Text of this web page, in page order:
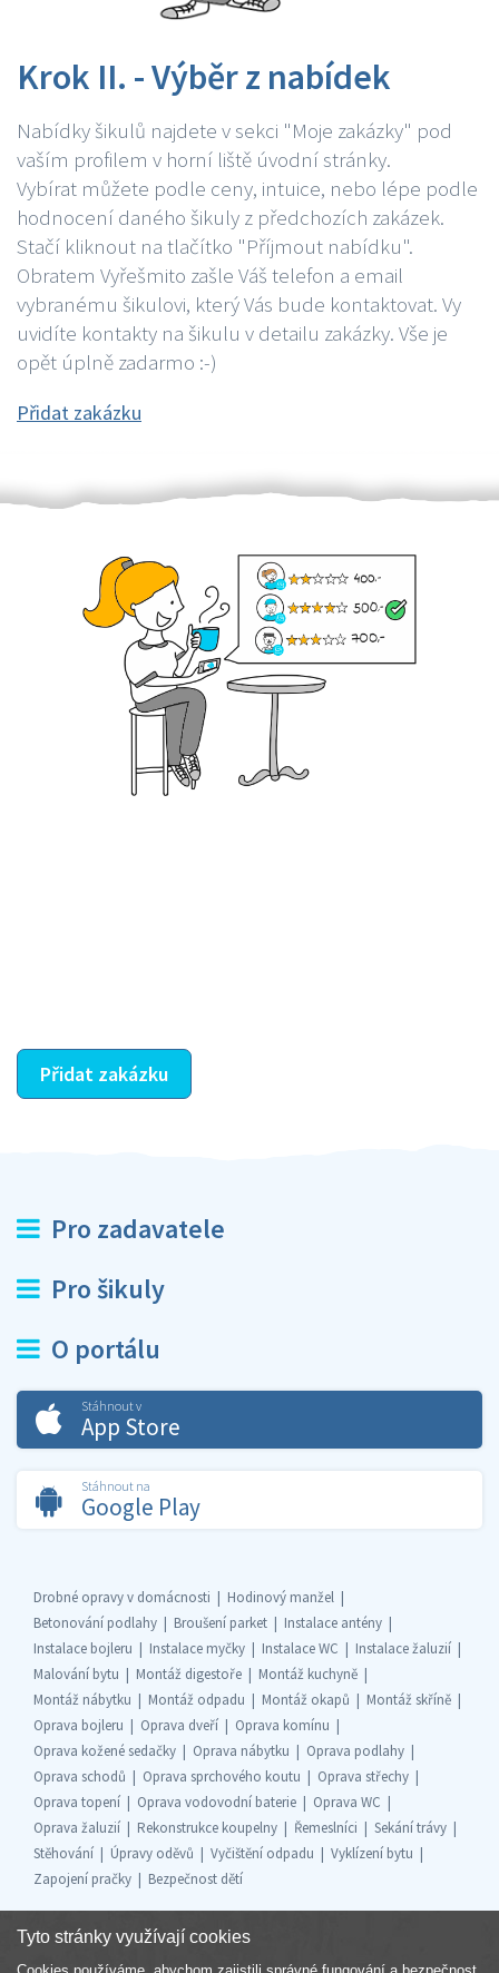
Krok II. - Výběr z nabídek
Nabídky šikulů najdete v sekci "Moje zakázky" pod
vaším profilem v horní liště úvodní stránky.
Vybírat můžete podle ceny, intuice, nebo lépe podle
hodnocení daného šikuly z předchozích zakázek.
Stačí kliknout na tlačítko "Příjmout nabídku".
Obratem Vyřešmito zašle Váš telefon a email
vybranému šikulovi, který Vás bude kontaktovat. Vy
uvidíte kontakty na šikulu v detailu zakázky. Vše je
opět úplně zadarmo :-)
Přidat zakázku
Přidat zakázku
Pro zadavatele
Pro šikuly
O portálu
Stáhnout v
App Store
Stáhnout na
Google Play
Drobné opravy v domácnosti
Hodinový manžel
Betonování podlahy
Broušení parket
Instalace antény
Instalace bojleru
Instalace myčky Instalace WC
Instalace žaluzií
Malování bytu
Montáž digestoře
Montáž kuchyně
Montáž nábytku
Montáž odpadu Montáž okapů
Montáž skříně
Oprava bojleru
Oprava dveří
Oprava komínu
Oprava kožené sedačky
Oprava nábytku
Oprava podlahy
Oprava schodů
Oprava sprchového koutu
Oprava střechy
Oprava topení
Oprava vodovodní baterie
Oprava WC
Oprava žaluzií
Rekonstrukce koupelny Řemeslníci
Sekání trávy
Stěhování
Úpravy oděvů Vyčištění odpadu
Vyklízení bytu
Zapojení pračky
Bezpečnost dětí
Tyto stránky využívají cookies